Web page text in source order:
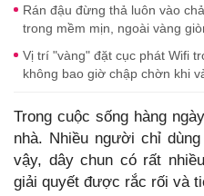
Rán đậu đừng thả luôn vào
trong mềm mịn, ngoài vàng
Vị trí "vàng" đặt cục phát Wifi
không bao giờ chập chờn khi
Trong cuộc sống hàng
nhà. Nhiều người chỉ
vậy, dây chun có rất
giải quyết được rắc rối và